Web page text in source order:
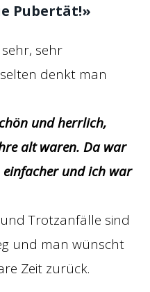
Pubertät!»
sehr
denkt man
und herrlich,
alt waren. Da war
und ich war
Trotzanfälle sind
und man wünscht
Zeit zurück.